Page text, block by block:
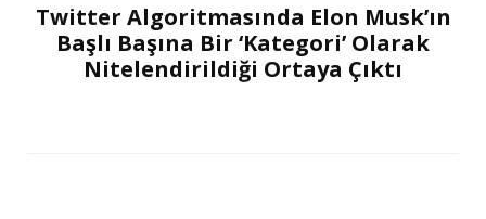
Twitter Algoritmasında Elon Musk’ın
Başlı Başına Bir ‘Kategori’ Olarak
Nitelendirildiği Ortaya Çıktı